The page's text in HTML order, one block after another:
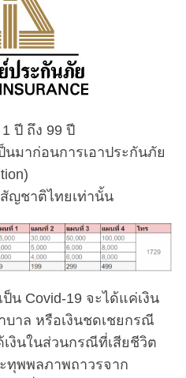
ปี ถึง 99 ปี
มาก่อนการเอาประกันภัย
ญชาติไทยเท่านั้น
น Covid-19 จะได้แค่เงิน
าล หรือเงินชดเชยกรณี
งินในส่วนกรณีที่เสียชีวิต
ทุพพลภาพถาวรจาก